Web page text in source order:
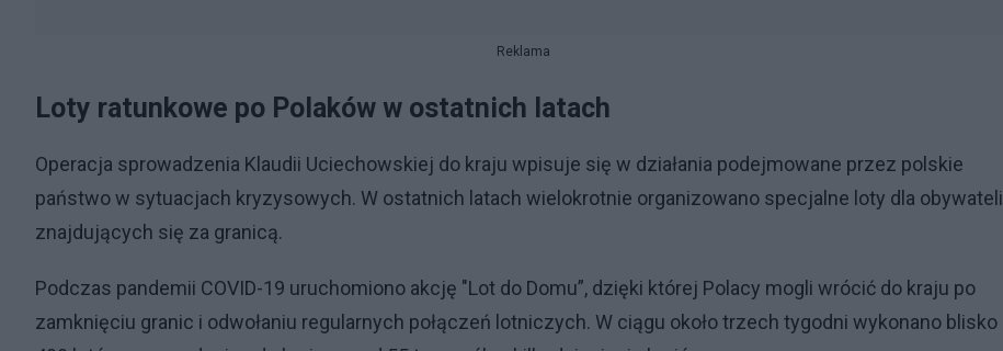
Reklama
Loty ratunkowe po Polaków w ostatnich latach
Operacja sprowadzenia Klaudii Uciechowskiej do kraju wpisuje się w działania podejmowane przez polskie
państwo w sytuacjach kryzysowych. W ostatnich latach wielokrotnie organizowano specjalne loty dla obywateli
znajdujących się za granicą.
Podczas pandemii COVID-19 uruchomiono akcję "Lot do Domu”, dzięki której Polacy mogli wrócić do kraju po
zamknięciu granic i odwołaniu regularnych połączeń lotniczych. W ciągu około trzech tygodni wykonano blisko